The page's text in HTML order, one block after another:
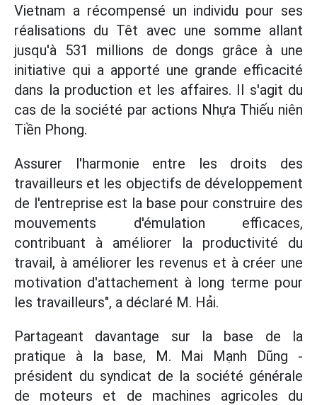
Vietnam a récompensé un individu pour ses
réalisations du Têt avec une somme allant
jusqu'à 531 millions de dongs grâce à une
initiative qui a apporté une grande efficacité
dans la production et les affaires. Il s'agit du
cas de la société par actions Nhựa Thiếu niên
Tiền Phong.
Assurer l'harmonie entre les droits des
travailleurs et les objectifs de développement
de l'entreprise est la base pour construire des
mouvements d'émulation efficaces,
contribuant à améliorer la productivité du
travail, à améliorer les revenus et à créer une
motivation d'attachement à long terme pour
les travailleurs", a déclaré M. Hải.
Partageant davantage sur la base de la
pratique à la base, M. Mai Mạnh Dũng -
président du syndicat de la société générale
de moteurs et de machines agricoles du